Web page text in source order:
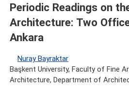
Periodic Readings on
Architecture: Two
Ankara
Nuray Bayraktar
Başkent University, Faculty of Fine
Architecture, Department of